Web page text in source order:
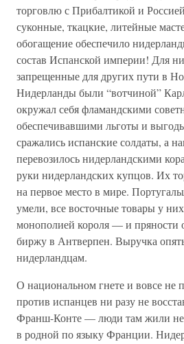
торговлю с Прибалтикой и
суконные, ткацкие, литейные
обогащение обеспечило
состав Испанской империи! Для
запрещенные для других пути в
Нидерланды были “вотчиной”
окружал себя фламандскими
обеспечивавшими льготы и
сражались испанские солдаты, а
перевозилось нидерландскими
руки нидерландских купцов. Их
на первое место в мире.
умели, все восточные товары у
монополией короля — и пряности
биржу в Антверпен. Выручка
нидерландцам.
О национальном гнете и вовсе не
против испанцев ни разу не
Франш-Конте — люди там жили
в родной по языку Франции.